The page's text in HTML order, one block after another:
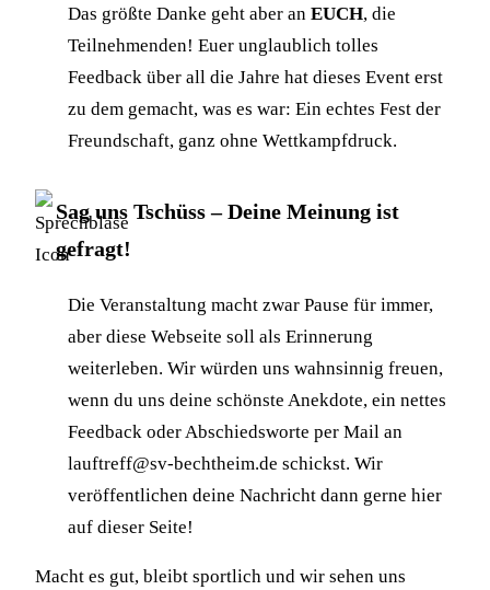
Das größte Danke geht aber an EUCH, die
Teilnehmenden! Euer unglaublich tolles
Feedback über all die Jahre hat dieses Event erst
zu dem gemacht, was es war: Ein echtes Fest der
Freundschaft, ganz ohne Wettkampfdruck.
Sag uns Tschüss – Deine Meinung ist
gefragt!
Die Veranstaltung macht zwar Pause für immer,
aber diese Webseite soll als Erinnerung
weiterleben. Wir würden uns wahnsinnig freuen,
wenn du uns deine schönste Anekdote, ein nettes
Feedback oder Abschiedsworte per Mail an
lauftreff@sv-bechtheim.de schickst. Wir
veröffentlichen deine Nachricht dann gerne hier
auf dieser Seite!
Macht es gut, bleibt sportlich und wir sehen uns